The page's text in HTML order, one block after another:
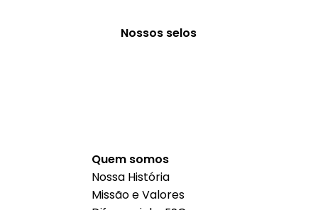
Quem somos
Nossa História
Missão e Valores
Nossos selos